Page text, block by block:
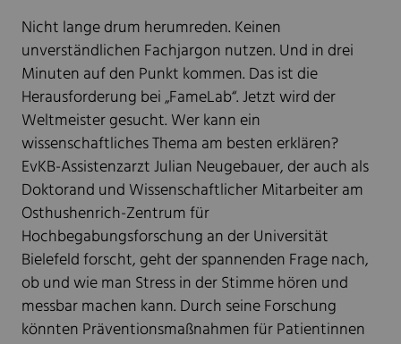
Nicht lange drum herumreden. Keinen
unverständlichen Fachjargon nutzen. Und in drei
Minuten auf den Punkt kommen. Das ist die
Herausforderung bei „FameLab“. Jetzt wird der
Weltmeister gesucht. Wer kann ein
wissenschaftliches Thema am besten erklären?
EvKB-Assistenzarzt Julian Neugebauer, der auch als
Doktorand und Wissenschaftlicher Mitarbeiter am
Osthushenrich-Zentrum für
Hochbegabungsforschung an der Universität
Bielefeld forscht, geht der spannenden Frage nach,
ob und wie man Stress in der Stimme hören und
messbar machen kann. Durch seine Forschung
könnten Präventionsmaßnahmen für Patientinnen